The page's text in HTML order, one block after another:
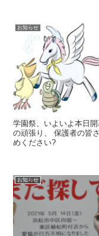
お知らせ
学園祭、いよいよ本日
の頑張り、 保護者の皆
めください?
お知らせ